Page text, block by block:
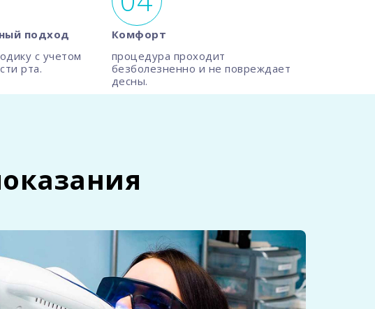
подход
с учетом
рта.
Комфорт
процедура проходит
безболезненно и не повреждает
десны.